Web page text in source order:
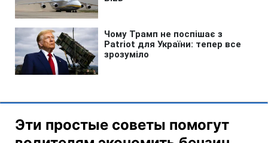
Эти простые советы помогут